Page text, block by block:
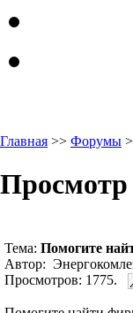
Главная >> Форумы
Тема: Помогите
Автор:
Просмотров: 1775.